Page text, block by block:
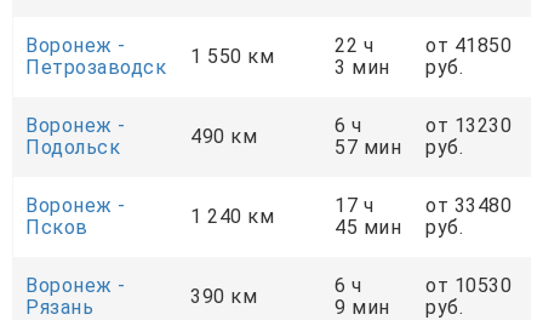
Воронеж -
Петрозаводск
1 550 км
22 ч
3 мин
от 41850
руб.
Воронеж -
Подольск
490 км
6 ч
57 мин
от 13230
руб.
Воронеж -
Псков
1 240 км
17 ч
45 мин
от 33480
руб.
Воронеж -
Рязань
390 км
6 ч
9 мин
от 10530
руб.